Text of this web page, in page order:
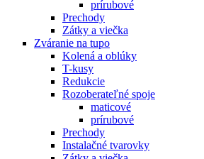
prírubové
Prechody
Zátky a viečka
Zváranie na tupo
Kolená a oblúky
T-kusy
Redukcie
Rozoberateľné spoje
maticové
prírubové
Prechody
Instalačné tvarovky